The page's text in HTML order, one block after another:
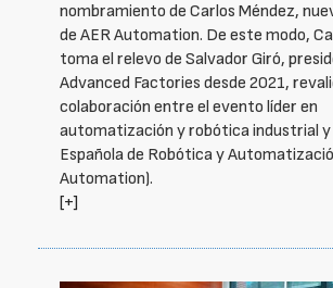
nombramiento de Carlos Méndez,
de AER Automation. De este modo,
toma el relevo de Salvador Giró,
Advanced Factories desde 2021,
colaboración entre el evento líder en
automatización y robótica industrial y
Española de Robótica y
Automation).
[+]